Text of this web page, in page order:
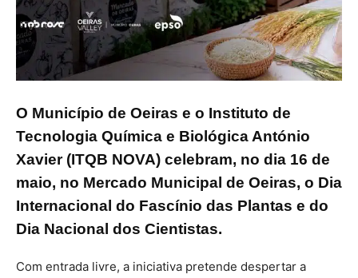
O Município de Oeiras e o Instituto de
Tecnologia Química e Biológica António
Xavier (ITQB NOVA) celebram, no dia 16 de
maio, no Mercado Municipal de Oeiras, o Dia
Internacional do Fascínio das Plantas e do
Dia Nacional dos Cientistas.
Com entrada livre, a iniciativa pretende despertar a